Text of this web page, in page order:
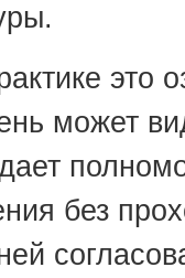
это
может
без